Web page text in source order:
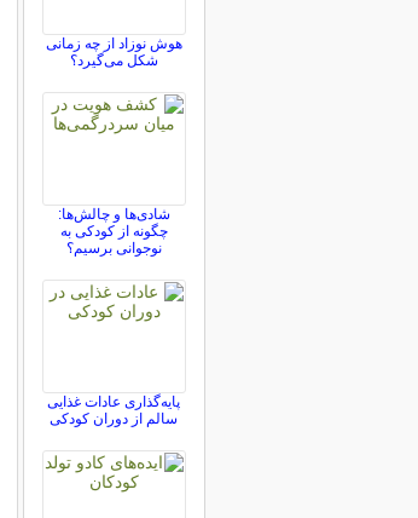
هوش نوزاد از چه زمانی
شکل می‌گیرد؟
شادی‌ها و چالش‌ها:
چگونه از کودکی به
نوجوانی برسیم؟
پایه‌گذاری عادات غذایی
سالم از دوران کودکی